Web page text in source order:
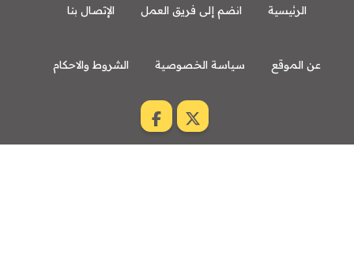
الرئيسية انضم إلى فريق العمل الإتصال بنا
عن الموقع سياسة الخصوصية الشروط والاحكام